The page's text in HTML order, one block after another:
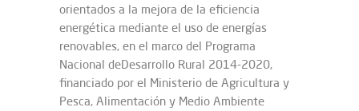
orientados a la mejora de la eficiencia
energética mediante el uso de energías
renovables, en el marco del Programa
Nacional deDesarrollo Rural 2014-2020,
financiado por el Ministerio de Agricultura y
Pesca, Alimentación y Medio Ambiente